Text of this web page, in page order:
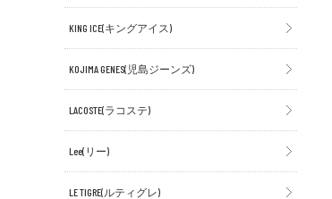
KING ICE(キングアイス)
KOJIMA GENES(児島ジーンズ)
LACOSTE(ラコステ)
Lee(リー)
LE TIGRE(ルティグレ)